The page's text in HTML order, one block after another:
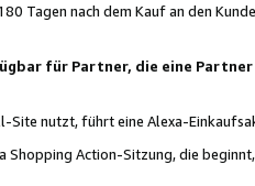
Tagen nach dem Kauf an den
für Partner, die eine
Site nutzt, führt eine Alexa-
Action-Sitzung, die